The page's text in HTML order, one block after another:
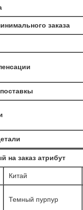
заказа
на заказ атрибут
Китай
Темный пурпур